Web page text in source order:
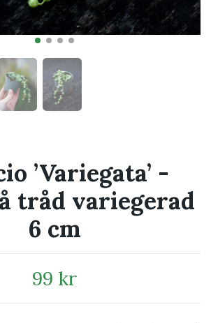
’Variegata’ -
tråd variegerad
6 cm
99 kr